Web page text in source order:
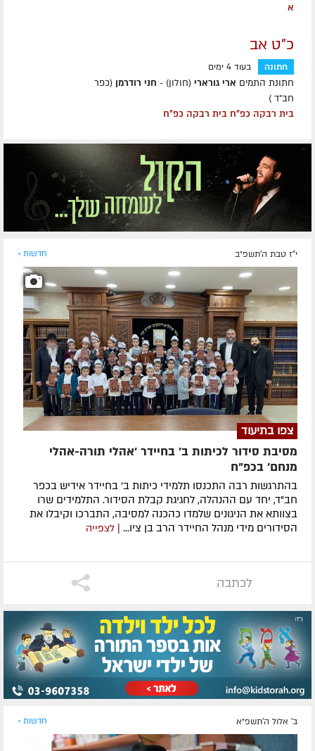
א
כ"ט אב
חתונה בעוד 4 ימים
חתונת התמים ארי גורארי (חולון) - חני רודרמן (כפר
חב״ד )
בית רבקה כפ״ח בית רבקה כפ״ח
י"ז טבת ה׳תשפ״ב חדשות »
צפו בתיעוד
מסיבת סידור לכיתות ב׳ בחיידר ׳אהלי תורה-אהלי
מנחם׳ בכפ"ח
בהתרגשות רבה התכנסו תלמידי כיתות ב' בחיידר אידיש בכפר
חב"ד, יחד עם ההנהלה, לחגיגת קבלת הסידור. התלמידים שרו
בצוותא את הניגונים שלמדו כהכנה למסיבה, התברכו וקיבלו את
הסידורים מידי מנהל החיידר הרב בן ציו... | לצפייה
לכתבה
ב' אלול ה׳תשפ״א חדשות »